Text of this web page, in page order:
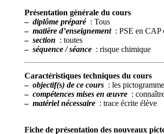
Présentation générale du cours
– diplôme préparé : Tous
– matière d’enseignement : PSE en CAP
– section : toutes
– séquence / séance : risque chimique
Caractéristiques techniques du cours
– objectif(s) de ce cours : les
– compétences mises en œuvre :
– matériel nécessaire : trace écrite élève
Fiche de présentation des nouveaux